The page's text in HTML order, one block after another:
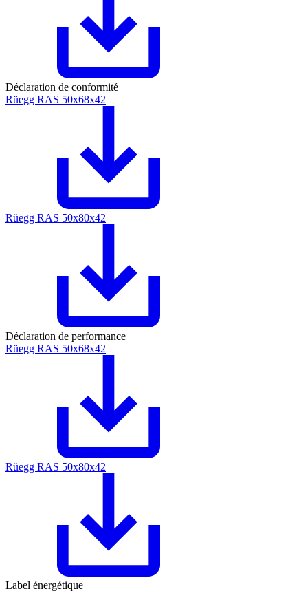
Déclaration de conformité
Rüegg RAS 50x68x42
Rüegg RAS 50x80x42
Déclaration de performance
Rüegg RAS 50x68x42
Rüegg RAS 50x80x42
Label énergétique